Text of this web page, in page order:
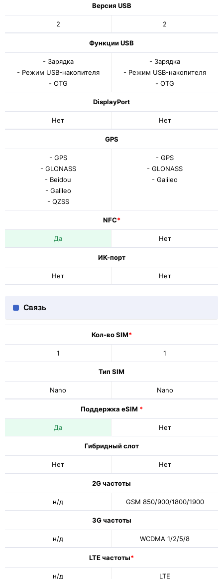
Версия USB
2 2
Функции USB
- Зарядка
- Режим USB-накопителя
- OTG
- Зарядка
- Режим USB-накопителя
- OTG
DisplayPort
Нет Нет
GPS
- GPS
- GLONASS
- Beidou
- Galileo
- QZSS
- GPS
- GLONASS
- Galileo
NFC*
Да Нет
ИК-порт
Нет Нет
Связь
Кол-во SIM*
1 1
Тип SIM
Nano Nano
Поддержка eSIM *
Да Нет
Гибридный слот
Нет Нет
2G частоты
н/д GSM 850/900/1800/1900
3G частоты
н/д WCDMA 1/2/5/8
LTE частоты*
н/д LTE